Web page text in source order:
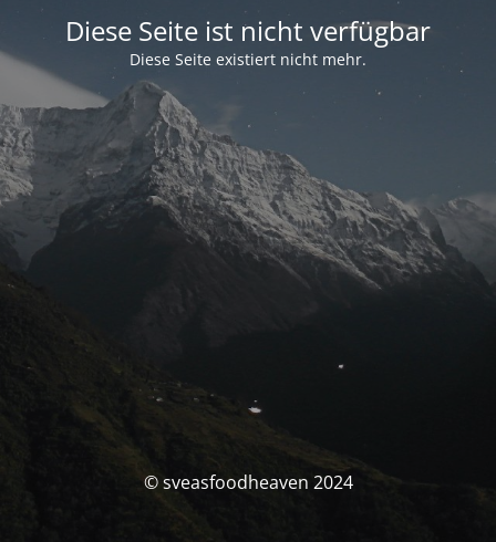
Diese Seite ist nicht verfügbar
Diese Seite existiert nicht mehr.
© sveasfoodheaven 2024